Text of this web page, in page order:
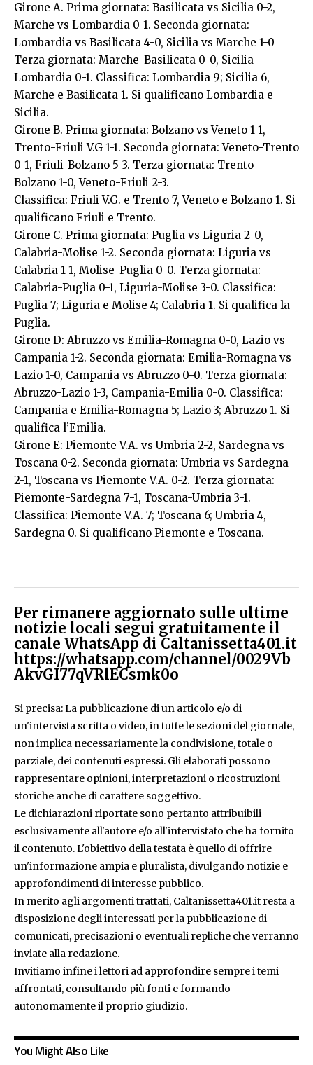
Girone A. Prima giornata: Basilicata vs Sicilia 0-2,
Marche vs Lombardia 0-1. Seconda giornata:
Lombardia vs Basilicata 4-0, Sicilia vs Marche 1-0
Terza giornata: Marche-Basilicata 0-0, Sicilia-
Lombardia 0-1. Classifica: Lombardia 9; Sicilia 6,
Marche e Basilicata 1. Si qualificano Lombardia e
Sicilia.
Girone B. Prima giornata: Bolzano vs Veneto 1-1,
Trento-Friuli V.G 1-1. Seconda giornata: Veneto-Trento
0-1, Friuli-Bolzano 5-3. Terza giornata: Trento-
Bolzano 1-0, Veneto-Friuli 2-3.
Classifica: Friuli V.G. e Trento 7, Veneto e Bolzano 1. Si
qualificano Friuli e Trento.
Girone C. Prima giornata: Puglia vs Liguria 2-0,
Calabria-Molise 1-2. Seconda giornata: Liguria vs
Calabria 1-1, Molise-Puglia 0-0. Terza giornata:
Calabria-Puglia 0-1, Liguria-Molise 3-0. Classifica:
Puglia 7; Liguria e Molise 4; Calabria 1. Si qualifica la
Puglia.
Girone D: Abruzzo vs Emilia-Romagna 0-0, Lazio vs
Campania 1-2. Seconda giornata: Emilia-Romagna vs
Lazio 1-0, Campania vs Abruzzo 0-0. Terza giornata:
Abruzzo-Lazio 1-3, Campania-Emilia 0-0. Classifica:
Campania e Emilia-Romagna 5; Lazio 3; Abruzzo 1. Si
qualifica l’Emilia.
Girone E: Piemonte V.A. vs Umbria 2-2, Sardegna vs
Toscana 0-2. Seconda giornata: Umbria vs Sardegna
2-1, Toscana vs Piemonte V.A. 0-2. Terza giornata:
Piemonte-Sardegna 7-1, Toscana-Umbria 3-1.
Classifica: Piemonte V.A. 7; Toscana 6; Umbria 4,
Sardegna 0. Si qualificano Piemonte e Toscana.
Per rimanere aggiornato sulle ultime
notizie locali segui gratuitamente il
canale WhatsApp di Caltanissetta401.it
https://whatsapp.com/channel/0029Vb
AkvGI77qVRlECsmk0o
Si precisa: La pubblicazione di un articolo e/o di
un'intervista scritta o video, in tutte le sezioni del giornale,
non implica necessariamente la condivisione, totale o
parziale, dei contenuti espressi. Gli elaborati possono
rappresentare opinioni, interpretazioni o ricostruzioni
storiche anche di carattere soggettivo.
Le dichiarazioni riportate sono pertanto attribuibili
esclusivamente all'autore e/o all'intervistato che ha fornito
il contenuto. L'obiettivo della testata è quello di offrire
un'informazione ampia e pluralista, divulgando notizie e
approfondimenti di interesse pubblico.
In merito agli argomenti trattati, Caltanissetta401.it resta a
disposizione degli interessati per la pubblicazione di
comunicati, precisazioni o eventuali repliche che verranno
inviate alla redazione.
Invitiamo infine i lettori ad approfondire sempre i temi
affrontati, consultando più fonti e formando
autonomamente il proprio giudizio.
You Might Also Like